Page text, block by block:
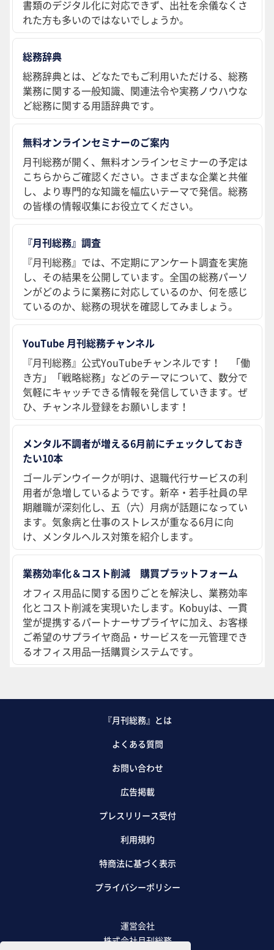
書類のデジタル化に対応できず、出社を余儀なくさ
れた方も多いのではないでしょうか。
総務辞典
総務辞典とは、どなたでもご利用いただける、総務
業務に関する一般知識、関連法令や実務ノウハウな
ど総務に関する用語辞典です。
無料オンラインセミナーのご案内
月刊総務が開く、無料オンラインセミナーの予定は
こちらからご確認ください。さまざまな企業と共催
し、より専門的な知識を幅広いテーマで発信。総務
の皆様の情報収集にお役立てください。
『月刊総務』調査
『月刊総務』では、不定期にアンケート調査を実施
し、その結果を公開しています。全国の総務パーソ
ンがどのように業務に対応しているのか、何を感じ
ているのか、総務の現状を確認してみましょう。
YouTube 月刊総務チャンネル
『月刊総務』公式YouTubeチャンネルです！ 「働
き方」「戦略総務」などのテーマについて、数分で
気軽にキャッチできる情報を発信していきます。ぜ
ひ、チャンネル登録をお願いします！
メンタル不調者が増える6月前にチェックしておき
たい10本
ゴールデンウイークが明け、退職代行サービスの利
用者が急増しているようです。新卒・若手社員の早
期離職が深刻化し、五（六）月病が話題になってい
ます。気象病と仕事のストレスが重なる6月に向
け、メンタルヘルス対策を紹介します。
業務効率化＆コスト削減 購買プラットフォーム
オフィス用品に関する困りごとを解決し、業務効率
化とコスト削減を実現いたします。Kobuyは、一貫
堂が提携するパートナーサプライヤに加え、お客様
ご希望のサプライヤ商品・サービスを一元管理でき
るオフィス用品一括購買システムです。
『月刊総務』とは
よくある質問
お問い合わせ
広告掲載
プレスリリース受付
利用規約
特商法に基づく表示
プライバシーポリシー
運営会社
株式会社月刊総務